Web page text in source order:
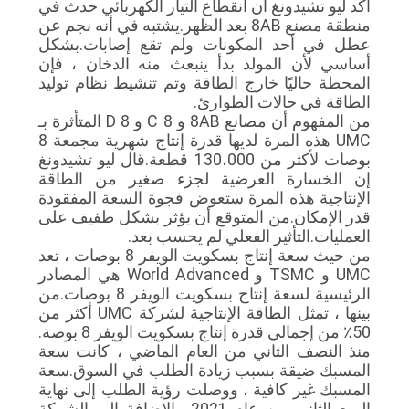
أكد ليو تشيدونغ أن انقطاع التيار الكهربائي حدث في
منطقة مصنع 8AB بعد الظهر.يشتبه في أنه نجم عن
عطل في أحد المكونات ولم تقع إصابات.بشكل
أساسي لأن المولد بدأ ينبعث منه الدخان ، فإن
المحطة حاليًا خارج الطاقة وتم تنشيط نظام توليد
الطاقة في حالات الطوارئ.
من المفهوم أن مصانع 8AB و 8 C و 8 D المتأثرة بـ
UMC هذه المرة لديها قدرة إنتاج شهرية مجمعة 8
بوصات لأكثر من 130،000 قطعة.قال ليو تشيدونغ
إن الخسارة العرضية لجزء صغير من الطاقة
الإنتاجية هذه المرة ستعوض فجوة السعة المفقودة
قدر الإمكان.من المتوقع أن يؤثر بشكل طفيف على
العمليات.التأثير الفعلي لم يحسب بعد.
من حيث سعة إنتاج بسكويت الويفر 8 بوصات ، تعد
UMC و TSMC و World Advanced هي المصادر
الرئيسية لسعة إنتاج بسكويت الويفر 8 بوصات.من
بينها ، تمثل الطاقة الإنتاجية لشركة UMC أكثر من
50٪ من إجمالي قدرة إنتاج بسكويت الويفر 8 بوصة.
منذ النصف الثاني من العام الماضي ، كانت سعة
المسبك ضيقة بسبب زيادة الطلب في السوق.سعة
المسبك غير كافية ، ووصلت رؤية الطلب إلى نهاية